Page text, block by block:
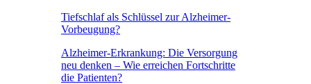
Tiefschlaf als Schlüssel zur Alzheimer-
Vorbeugung?
Alzheimer-Erkrankung: Die Versorgung
neu denken – Wie erreichen Fortschritte
die Patienten?